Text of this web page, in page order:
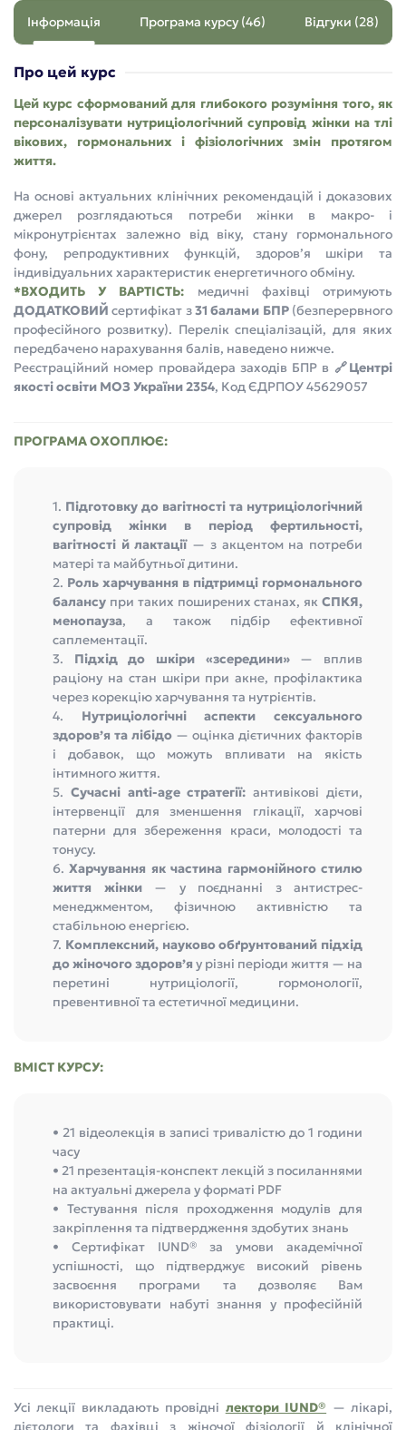
Інформація Програма курсу (46) Відгуки (28)
Про цей курс
Цей курс сформований для глибокого розуміння того, як
персоналізувати нутриціологічний супровід жінки на тлі
вікових, гормональних і фізіологічних змін протягом
життя.
На основі актуальних клінічних рекомендацій і доказових
джерел розглядаються потреби жінки в макро- і
мікронутрієнтах залежно від віку, стану гормонального
фону, репродуктивних функцій, здоров’я шкіри та
індивідуальних характеристик енергетичного обміну.
*ВХОДИТЬ У ВАРТІСТЬ: медичні фахівці отримують
ДОДАТКОВИЙ сертифікат з31 балами БПР(безперервного
професійного розвитку). Перелік спеціалізацій, для яких
передбачено нарахування балів, наведено нижче.
Реєстраційний номер провайдера заходів БПР в 🔗Центрі
якості освіти МОЗ України 2354, Код ЄДРПОУ 45629057
ПРОГРАМА ОХОПЛЮЄ:
1. Підготовку до вагітності та нутриціологічний
супровід жінки в період фертильності,
вагітності й лактації— з акцентом на потреби
матері та майбутньої дитини.
2. Роль харчування в підтримці гормонального
балансу при таких поширених станах, як СПКЯ,
менопауза, а також підбір ефективної
саплементації.
3. Підхід до шкіри «зсередини»— вплив
раціону на стан шкіри при акне, профілактика
через корекцію харчування та нутрієнтів.
4. Нутриціологічні аспекти сексуального
здоров’я та лібідо — оцінка дієтичних факторів
і добавок, що можуть впливати на якість
інтимного життя.
5. Сучасні anti-age стратегії: антивікові дієти,
інтервенції для зменшення глікації, харчові
патерни для збереження краси, молодості та
тонусу.
6.Харчування як частина гармонійного стилю
життя жінки— у поєднанні з антистрес-
менеджментом, фізичною активністю та
стабільною енергією.
7. Комплексний, науково обґрунтований підхід
до жіночого здоров’я у різні періоди життя — на
перетині нутриціології, гормонології,
превентивної та естетичної медицини.
ВМІСТ КУРСУ:
• 21 відеолекція в записі тривалістю до 1 години
часу
• 21 презентація-конспект лекцій з посиланнями
на актуальні джерела у форматі PDF
• Тестування після проходження модулів для
закріплення та підтвердження здобутих знань
• Сертифікат IUND® за умови академічної
успішності, що підтверджує високий рівень
засвоєння програми та дозволяє Вам
використовувати набуті знання у професійній
практиці.
Усі лекції викладають провідні лектори IUND® — лікарі,
дієтологи та фахівці з жіночої фізіології й клінічної